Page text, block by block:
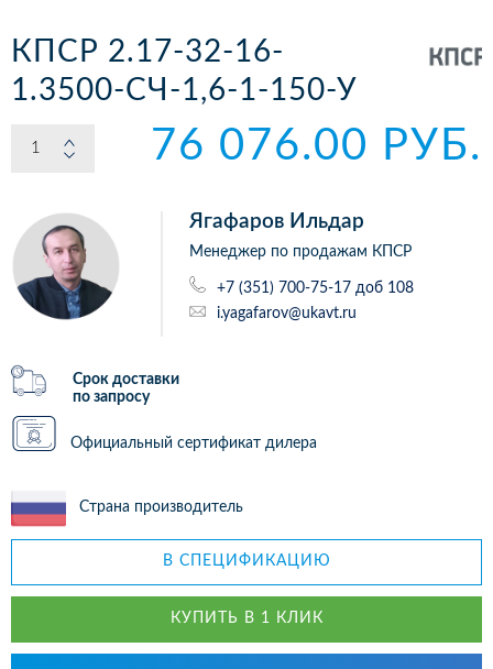
КПСР 2.17-32-16-
1.3500-СЧ-1,6-1-150-У
76 076.00 РУБ.
Ягафаров Ильдар
Менеджер по продажам КПСР
+7 (351) 700-75-17 доб 108
i.yagafarov@ukavt.ru
Срок доставки
по запросу
Официальный сертификат дилера
Страна производитель
В СПЕЦИФИКАЦИЮ
КУПИТЬ В 1 КЛИК